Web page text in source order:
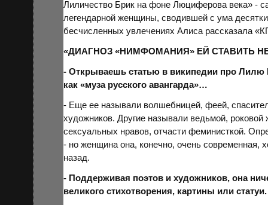
Лиличество Брик на фоне Люциферова века» -
легендарной женщины, сводившей с ума
бесчисленных увлечениях Алиса рассказала «
«ДИАГНОЗ «НИМФОМАНИЯ» ЕЙ СТАВИТЬ
- Открываешь статью в википедии про Лилю
как «муза русского авангарда»…
- Еще ее называли волшебницей, феей,
художников. Другие называли ведьмой,
сексуальных нравов, отчасти феминисткой.
- но женщина она, конечно, очень современная,
назад.
- Поддерживая поэтов и художников, она
великого стихотворения, картины или статуи.